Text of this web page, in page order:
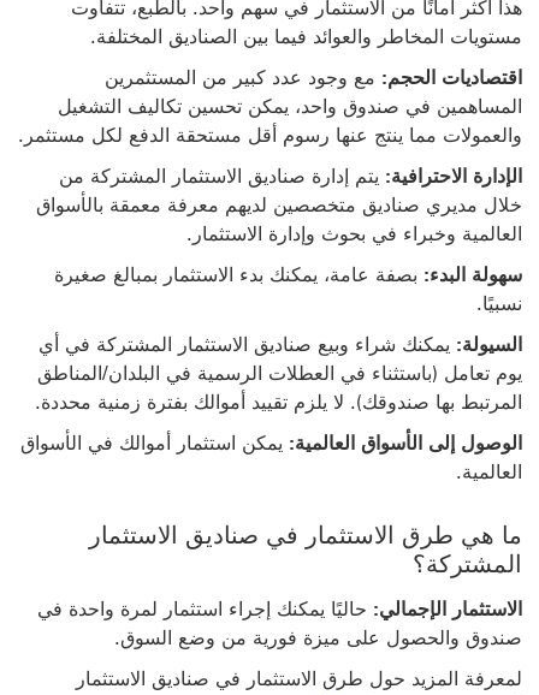
هذا أكثر أمانًا من الاستثمار في سهم واحد. بالطبع، تتفاوت
مستويات المخاطر والعوائد فيما بين الصناديق المختلفة.
اقتصاديات الحجم: مع وجود عدد كبير من المستثمرين
المساهمين في صندوق واحد، يمكن تحسين تكاليف التشغيل
والعمولات مما ينتج عنها رسوم أقل مستحقة الدفع لكل مستثمر.
الإدارة الاحترافية: يتم إدارة صناديق الاستثمار المشتركة من
خلال مديري صناديق متخصصين لديهم معرفة معمقة بالأسواق
العالمية وخبراء في بحوث وإدارة الاستثمار.
سهولة البدء: بصفة عامة، يمكنك بدء الاستثمار بمبالغ صغيرة
نسبيًا.
السيولة: يمكنك شراء وبيع صناديق الاستثمار المشتركة في أي
يوم تعامل (باستثناء في العطلات الرسمية في البلدان/المناطق
المرتبط بها صندوقك). لا يلزم تقييد أموالك بفترة زمنية محددة.
الوصول إلى الأسواق العالمية: يمكن استثمار أموالك في الأسواق
العالمية.
ما هي طرق الاستثمار في صناديق الاستثمار
المشتركة؟
الاستثمار الإجمالي: حاليًا يمكنك إجراء استثمار لمرة واحدة في
صندوق والحصول على ميزة فورية من وضع السوق.
لمعرفة المزيد حول طرق الاستثمار في صناديق الاستثمار